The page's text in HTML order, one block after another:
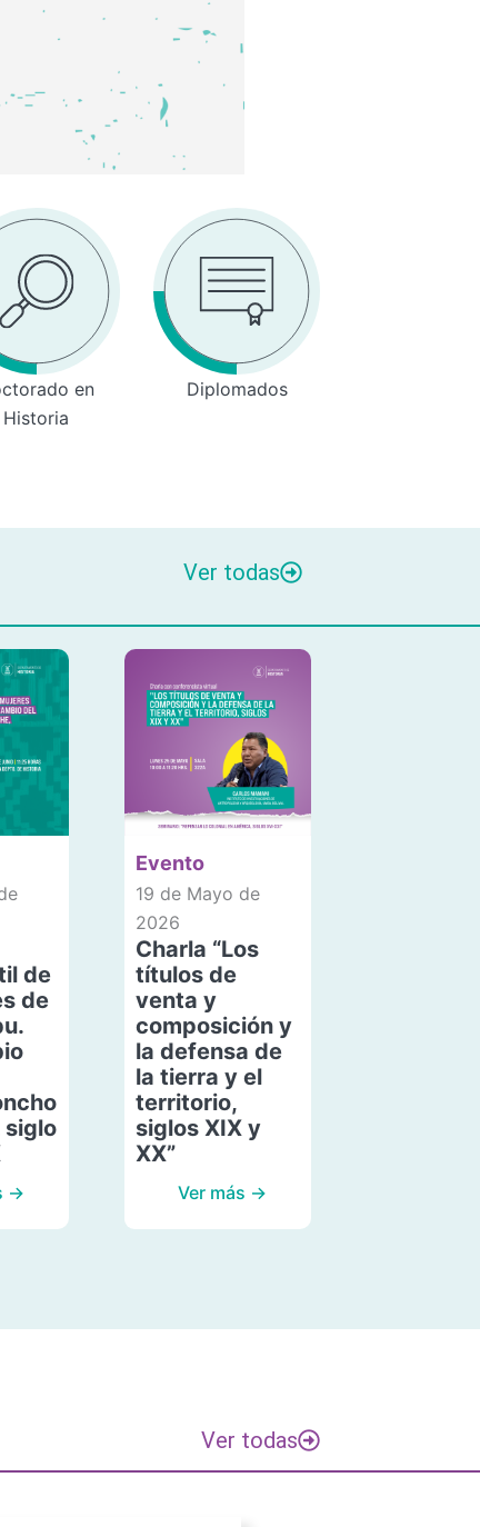
en
Historia
Diplomados
Ver todas
de
de
siglo
→
Evento
19 de Mayo de
2026
Charla “Los
títulos de
venta y
composición y
la defensa de
la tierra y el
territorio,
siglos XIX y
XX”
Ver más →
Ver todas